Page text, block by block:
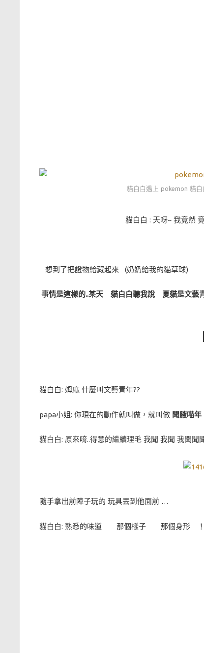
貓白白遇上 pokemon 貓白
貓白白 : 天呀~ 我竟然
想到了把證物給藏起來 (奶奶給我的貓草球)
事情是這樣的..某天 貓白白聽我說 夏貓是文藝
貓白白: 姆麻 什麼叫文藝青年??
papa小姐: 你現在的動作就叫做，就叫做 聞腋喵年
貓白白: 原來唷..得意的繼續理毛 我聞 我聞 我聞
隨手拿出前陣子玩的 玩具丟到他面前 …
貓白白: 熟悉的味道 那個樣子 那個身形 ！ (